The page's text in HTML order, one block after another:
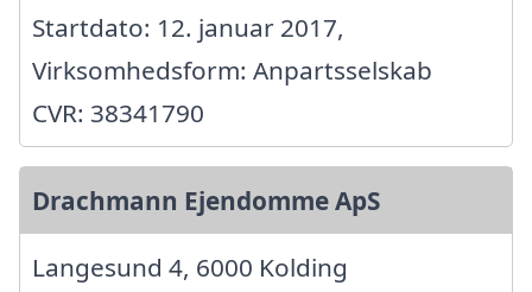
Startdato: 12. januar 2017,
Virksomhedsform: Anpartsselskab
CVR: 38341790
Drachmann Ejendomme ApS
Langesund 4, 6000 Kolding